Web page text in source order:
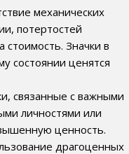
механических
потертостей
стоимость. Значки в
состоянии ценятся
связанные с важными
личностями или
ценность.
драгоценных